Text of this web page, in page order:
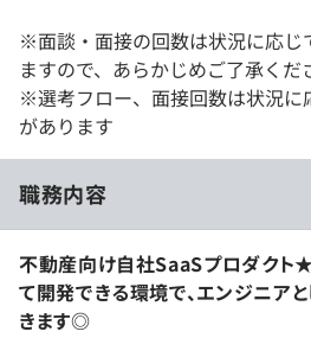
※面談・面接の回数は状況に応じ
ますので、あらかじめご了承くだ
※選考フロー、面接回数は状況に
があります
職務内容
不動産向け自社SaaSプロダクト
て開発できる環境で、エンジニア
きます◎